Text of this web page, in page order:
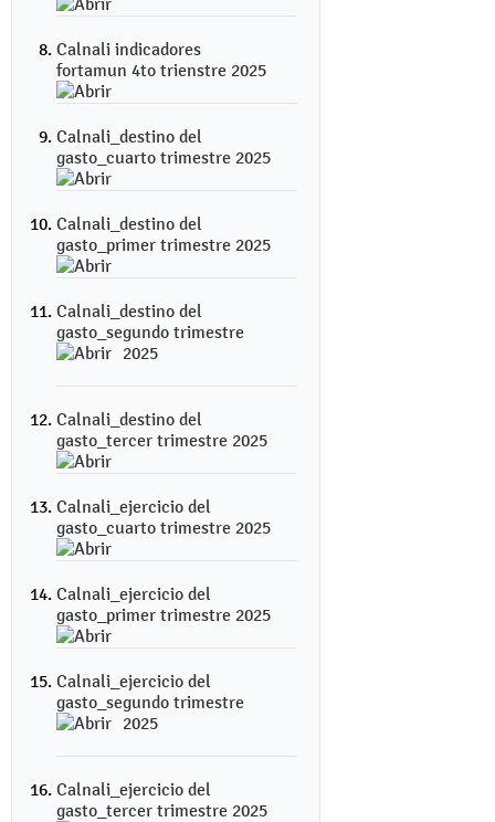
Calnali indicadores
fortamun 4to trienstre 2025
Calnali_destino del
gasto_cuarto trimestre 2025
Calnali_destino del
gasto_primer trimestre 2025
Calnali_destino del
gasto_segundo trimestre
2025
Calnali_destino del
gasto_tercer trimestre 2025
Calnali_ejercicio del
gasto_cuarto trimestre 2025
Calnali_ejercicio del
gasto_primer trimestre 2025
Calnali_ejercicio del
gasto_segundo trimestre
2025
Calnali_ejercicio del
gasto_tercer trimestre 2025